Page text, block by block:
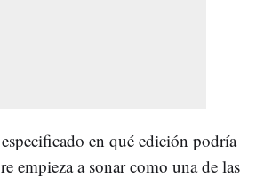
en qué edición podría
empieza a sonar como una de las